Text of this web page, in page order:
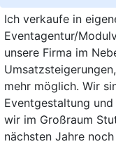
Ich verkaufe in
Eventagentur/
unsere Firma im
mehr möglich. Wir
Eventgestaltung
wir im Großraum
nächsten Jahre